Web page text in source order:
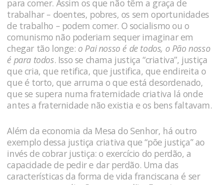
para comer. Assim os que não têm a graça de
trabalhar – doentes, pobres, os sem oportunidades
de trabalho – podem comer. O socialismo ou o
comunismo não poderiam sequer imaginar em
chegar tão longe: o Pai nosso é de todos, o Pão nosso
é para todos. Isso se chama justiça “criativa”, justiça
que cria, que retifica, que justifica, que endireita o
que é torto, que arruma o que está desordenado,
que se supera numa fraternidade criativa lá onde
antes a fraternidade não existia e os bens faltavam.
Além da economia da Mesa do Senhor, há outro
exemplo dessa justiça criativa que “põe justiça” ao
invés de cobrar justiça: o exercício do perdão, a
capacidade de pedir e dar perdão. Uma das
características da forma de vida franciscana é ser